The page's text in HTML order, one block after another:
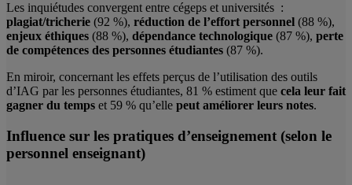
Les inquiétudes convergent entre cégeps et universités :
plagiat/tricherie (92 %), réduction de l’effort personnel (88 %),
enjeux éthiques (88 %), dépendance technologique (87 %), perte
de compétences des personnes étudiantes (87 %).
En miroir, concernant les effets perçus de l’utilisation des outils
d’IAG par les personnes étudiantes, 81 % estiment que cela leur fait
gagner du temps et 59 % qu’elle peut améliorer leurs notes.
Influence sur les pratiques d’enseignement (selon le
personnel enseignant)